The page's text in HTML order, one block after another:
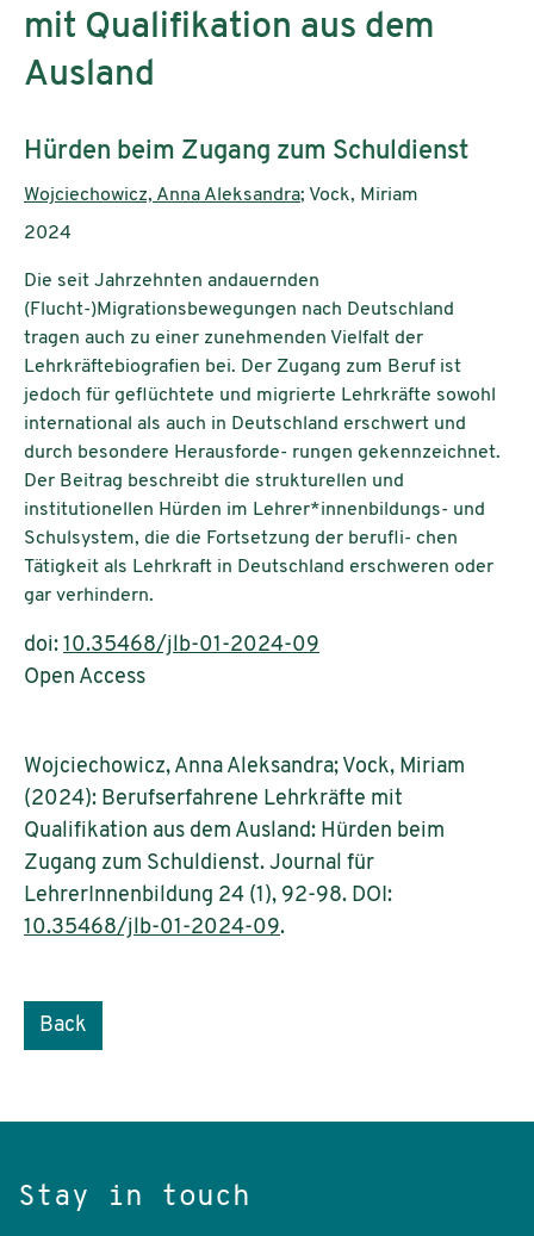
mit Qualifikation aus dem
Ausland
Subtitle:
Hürden beim Zugang zum Schuldienst
Authors:
Wojciechowicz, Anna Aleksandra; Vock, Miriam
Publication year:
2024
Die seit Jahrzehnten andauernden
(Flucht-)Migrationsbewegungen nach Deutschland
tragen auch zu einer zunehmenden Vielfalt der
Lehrkräftebiografien bei. Der Zugang zum Beruf ist
jedoch für geflüchtete und migrierte Lehrkräfte sowohl
international als auch in Deutschland erschwert und
durch besondere Herausforde- rungen gekennzeichnet.
Der Beitrag beschreibt die strukturellen und
institutionellen Hürden im Lehrer*innenbildungs- und
Schulsystem, die die Fortsetzung der berufli- chen
Tätigkeit als Lehrkraft in Deutschland erschweren oder
gar verhindern.
doi: 10.35468/jlb-01-2024-09
Open Access
Wojciechowicz, Anna Aleksandra; Vock, Miriam
(2024): Berufserfahrene Lehrkräfte mit
Qualifikation aus dem Ausland: Hürden beim
Zugang zum Schuldienst. Journal für
LehrerInnenbildung 24 (1), 92-98. DOI:
10.35468/jlb-01-2024-09.
Back
Stay in touch